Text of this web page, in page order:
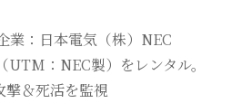
業：日本電気（株）NEC
UTM：NEC製）をレンタル。
＆死活を監視